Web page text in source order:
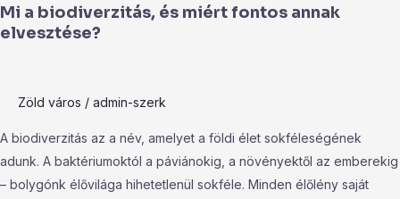
Mi a biodiverzitás, és miért fontos annak
elvesztése?
Zöld város / admin-szerk
A biodiverzitás az a név, amelyet a földi élet sokféleségének
adunk. A baktériumoktól a páviánokig, a növényektől az emberekig
– bolygónk élővilága hihetetlenül sokféle. Minden élőlény saját